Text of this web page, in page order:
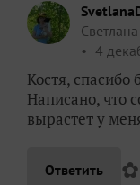
Светлана
4
Костя,
Написано, что
вырастет у
Ответить ✿